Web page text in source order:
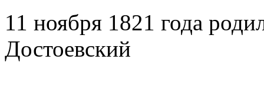
11 ноября 1821 года
Достоевский